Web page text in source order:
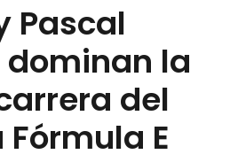
Pascal
la
del
E